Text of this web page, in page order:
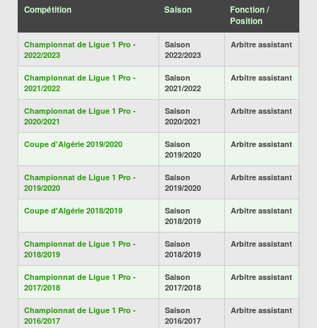
Compétition Saison
Fonction /
Position
Championnat de Ligue 1 Pro -
2022/2023
Saison
2022/2023
Arbitre assistant
Championnat de Ligue 1 Pro -
2021/2022
Saison
2021/2022
Arbitre assistant
Championnat de Ligue 1 Pro -
2020/2021
Saison
2020/2021
Arbitre assistant
Coupe d'Algérie 2019/2020
Saison
2019/2020
Arbitre assistant
Championnat de Ligue 1 Pro -
2019/2020
Saison
2019/2020
Arbitre assistant
Coupe d'Algérie 2018/2019
Saison
2018/2019
Arbitre assistant
Championnat de Ligue 1 Pro -
2018/2019
Saison
2018/2019
Arbitre assistant
Championnat de Ligue 1 Pro -
2017/2018
Saison
2017/2018
Arbitre assistant
Championnat de Ligue 1 Pro -
2016/2017
Saison
2016/2017
Arbitre assistant